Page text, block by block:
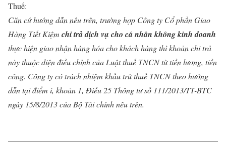
Thuế:
Căn cứ hướng dẫn nêu trên, trường hợp Công ty Cổ phần Giao
Hàng Tiết Kiệm chi trả dịch vụ cho cá nhân không kinh doanh
thực hiện giao nhận hàng hóa cho khách hàng thì khoản chi trả
này thuộc diện điều chỉnh của Luật thuế TNCN từ tiền lương, tiền
công. Công ty có trách nhiệm khấu trừ thuế TNCNtheo hướng
dẫn tại điểm i, khoản 1, Điều 25 Thông tư số 111/2013/TT-BTC
ngày 15/8/2013 của Bộ Tài chính nêu trên.
——————————————————————————